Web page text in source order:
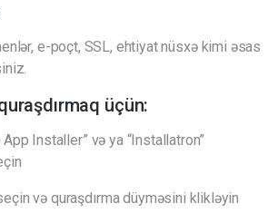
e-poçt, SSL, ehtiyat nüsxə kimi əsas
üçün:
Installer” və ya “Installatron”
və quraşdırma düyməsini klikləyin